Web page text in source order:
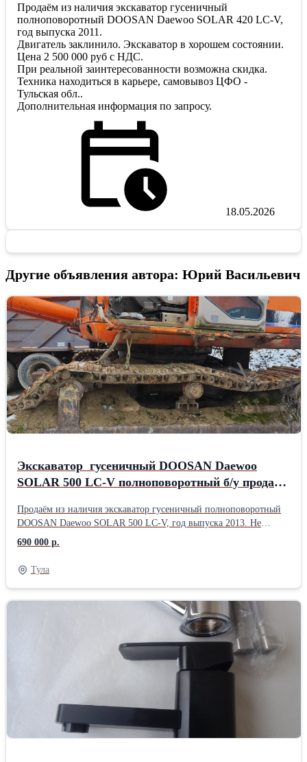
Продаём из наличия экскаватор гусеничный
полноповоротный DOOSAN Daewoo SOLAR 420 LC-V,
год выпуска 2011.
Двигатель заклинило. Экскаватор в хорошем состоянии.
Цена 2 500 000 руб с НДС.
При реальной заинтересованности возможна скидка.
Техника находиться в карьере, самовывоз ЦФО -
Тульская обл..
Дополнительная информация по запросу.
18.05.2026
Другие объявления автора: Юрий Васильевич
Экскаватор гусеничный DOOSAN Daewoo
SOLAR 500 LC-V полноповоротный б/у продаём
Продаём из наличия экскаватор гусеничный полноповоротный
DOOSAN Daewoo SOLAR 500 LC-V, год выпуска 2013. Не
рабочий, разукомплектованный, на запчасти или под
восстановление. Двигатель в наличии. Цена 690 000 руб с НДС.
При реальной заинтересованности возможна скидка. Техника
находиться в карьере, самовывоз ЦФО - Тульская обл..
Дополнительная информация по запросу.
690 000 р.
Тула